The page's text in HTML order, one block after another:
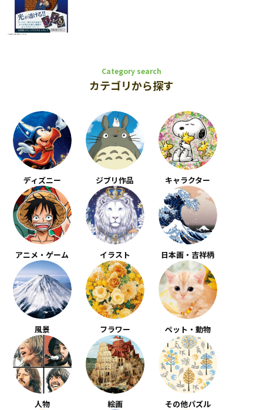
Category search
カテゴリから探す
ディズニー ジブリ作品 キャラクター
アニメ・ゲーム イラスト 日本画・吉祥柄
風景 フラワー ペット・動物
人物 絵画 その他パズル